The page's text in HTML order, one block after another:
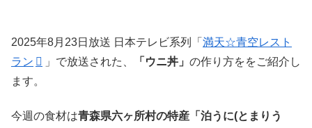
2025年8月23日放送 日本テレビ系列「 満天☆青空レスト
ラン
」で放送された、 「ウニ丼」 の作り方ををご紹介し
ます。
今週の食材は青森県六ヶ所村の特産「泊うに(とまりう